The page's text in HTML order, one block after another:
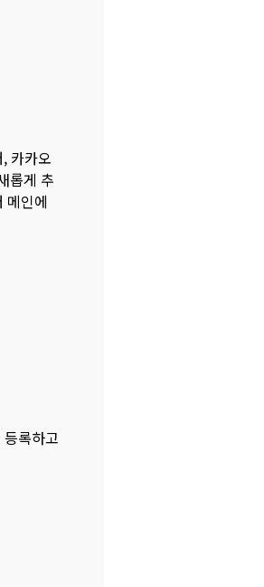
카카오
롭게 추
메인에
록하고